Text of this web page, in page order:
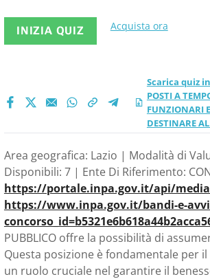
COMPARTO
INIZIA QUIZ Acquista ora
Scarica quiz in
POSTI A
FUNZIONARI
DESTINARE
Area geografica: Lazio | Modalità di
Disponibili: 7 | Ente Di Riferimento:
https://portale.inpa.gov.it/api/media/
https://www.inpa.gov.it/bandi-e-
PUBBLICO offre la possibilità di
Questa posizione è fondamentale per
un ruolo cruciale nel garantire il